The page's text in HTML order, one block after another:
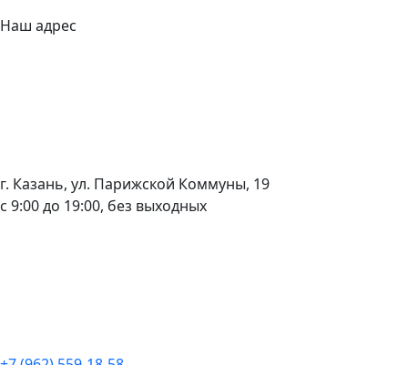
Наш адрес
г. Казань, ул. Парижской Коммуны, 19
с 9:00 до 19:00, без выходных